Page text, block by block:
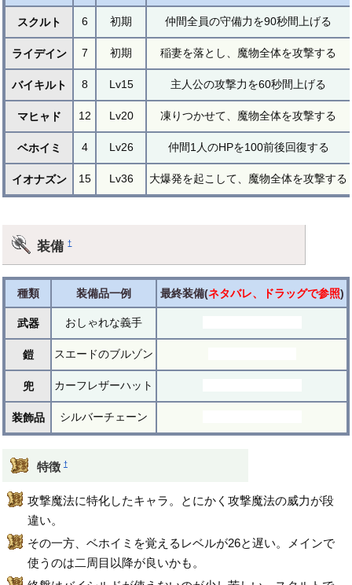
スクルト 6 初期 仲間全員の守備力を90秒間上げる
ライデイン 7 初期 稲妻を落とし、魔物全体を攻撃する
バイキルト 8 Lv15 主人公の攻撃力を60秒間上げる
マヒャド 12 Lv20 凍りつかせて、魔物全体を攻撃する
ベホイミ 4 Lv26 仲間1人のHPを100前後回復する
イオナズン 15 Lv36 大爆発を起こして、魔物全体を攻撃する
装備†
種類 装備品一例 最終装備(ネタバレ、ドラッグで参照)
武器 おしゃれな義手
鎧 スエードのブルゾン
兜 カーフレザーハット
装飾品 シルバーチェーン
特徴 †
攻撃魔法に特化したキャラ。とにかく攻撃魔法の威力が段
違い。
その一方、ベホイミを覚えるレベルが26と遅い。メインで
使うのは二周目以降が良いかも。